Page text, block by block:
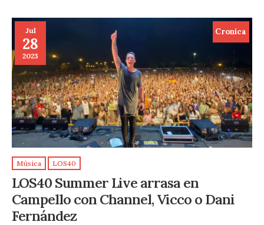
Jul
28
2023
Cronica
Música LOS40
LOS40 Summer Live arrasa en
Campello con Channel, Vicco o Dani
Fernández